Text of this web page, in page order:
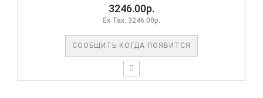
3246.00р.
Ex Tax: 3246.00р.
СООБЩИТЬ КОГДА ПОЯВИТСЯ